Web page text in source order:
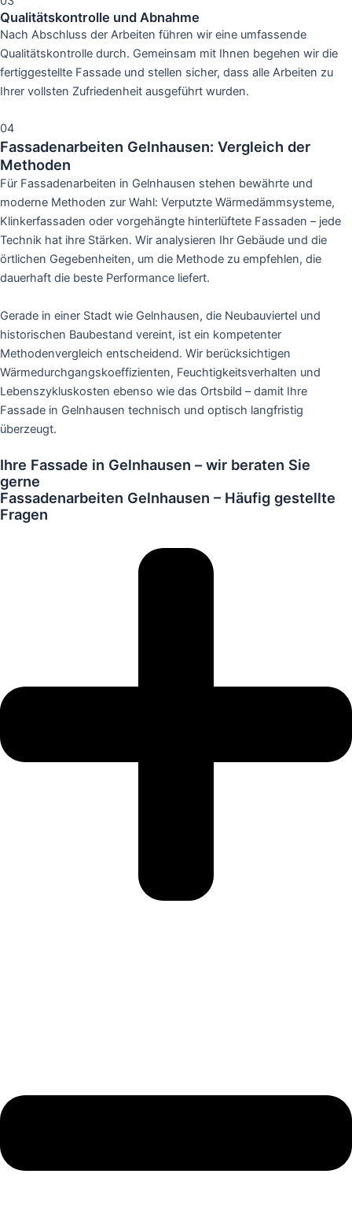
Qualitätskontrolle und Abnahme
Nach Abschluss der Arbeiten führen wir eine umfassende
Qualitätskontrolle durch. Gemeinsam mit Ihnen begehen wir die
fertiggestellte Fassade und stellen sicher, dass alle Arbeiten zu
Ihrer vollsten Zufriedenheit ausgeführt wurden.
04
Fassadenarbeiten Gelnhausen: Vergleich der
Methoden
Für Fassadenarbeiten in Gelnhausen stehen bewährte und
moderne Methoden zur Wahl: Verputzte Wärmedämmsysteme,
Klinkerfassaden oder vorgehängte hinterlüftete Fassaden – jede
Technik hat ihre Stärken. Wir analysieren Ihr Gebäude und die
örtlichen Gegebenheiten, um die Methode zu empfehlen, die
dauerhaft die beste Performance liefert.
Gerade in einer Stadt wie Gelnhausen, die Neubauviertel und
historischen Baubestand vereint, ist ein kompetenter
Methodenvergleich entscheidend. Wir berücksichtigen
Wärmedurchgangskoeffizienten, Feuchtigkeitsverhalten und
Lebenszykluskosten ebenso wie das Ortsbild – damit Ihre
Fassade in Gelnhausen technisch und optisch langfristig
überzeugt.
Ihre Fassade in Gelnhausen – wir beraten Sie
gerne
Fassadenarbeiten Gelnhausen – Häufig gestellte
Fragen